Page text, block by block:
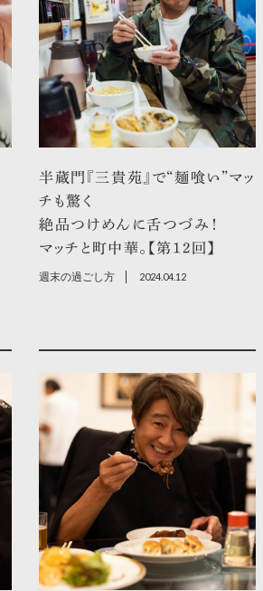
半蔵門『三貴苑』で“麺喰い”マッ
チも驚く
絶品つけめんに舌つづみ！
マッチと町中華。【第12回】
週末の過ごし方 2024.04.12